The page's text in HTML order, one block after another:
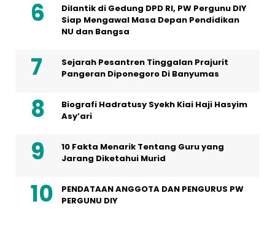
Dilantik di Gedung DPD RI, PW Pergunu DIY
Siap Mengawal Masa Depan Pendidikan
NU dan Bangsa
Sejarah Pesantren Tinggalan Prajurit
Pangeran Diponegoro Di Banyumas
Biografi Hadratusy Syekh Kiai Haji Hasyim
Asy’ari
10 Fakta Menarik Tentang Guru yang
Jarang Diketahui Murid
PENDATAAN ANGGOTA DAN PENGURUS PW
PERGUNU DIY